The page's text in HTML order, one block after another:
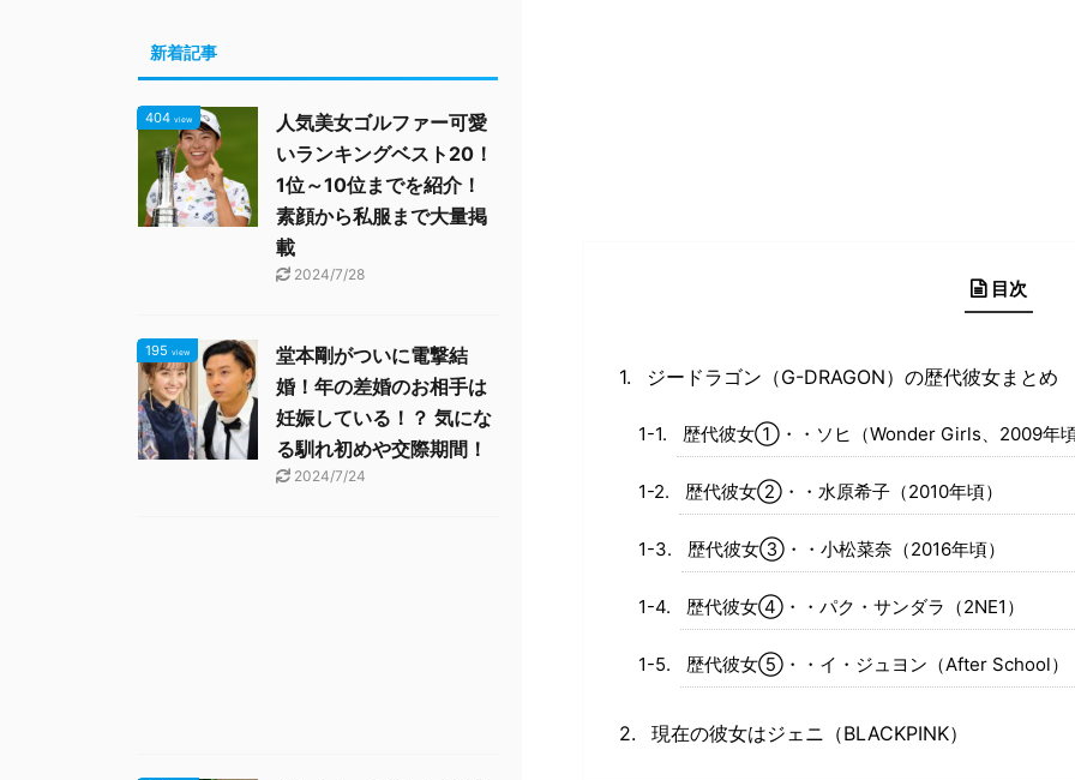
目次
ジードラゴン（G-DRAGON）の歴代彼女まとめ
歴代彼女①・・ソヒ（Wonder Girls、2009年
歴代彼女②・・水原希子（2010年頃）
歴代彼女③・・小松菜奈（2016年頃）
歴代彼女④・・パク・サンダラ（2NE1）
歴代彼女⑤・・イ・ジュヨン（After School）
現在の彼女はジェニ（BLACKPINK）
新着記事
404 view
人気美女ゴルファー可愛
いランキングベスト20！
1位～10位までを紹介！
素顔から私服まで大量掲
載
2024/7/28
195 view
堂本剛がついに電撃結
婚！年の差婚のお相手は
妊娠している！？ 気にな
る馴れ初めや交際期間！
2024/7/24